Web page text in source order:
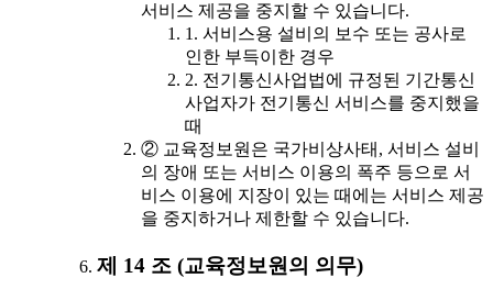
서비스 제공을 중지할 수 있습니다.
1. 서비스용 설비의 보수 또는 공사로
인한 부득이한 경우
2. 전기통신사업법에 규정된 기간통신
사업자가 전기통신 서비스를 중지했을
때
② 교육정보원은 국가비상사태, 서비스 설비
의 장애 또는 서비스 이용의 폭주 등으로 서
비스 이용에 지장이 있는 때에는 서비스 제공
을 중지하거나 제한할 수 있습니다.
제 14 조 (교육정보원의 의무)